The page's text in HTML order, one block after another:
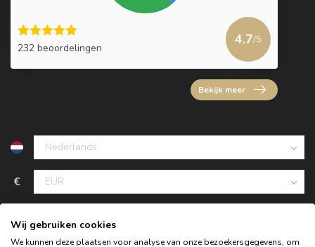
232 beoordelingen
4.7/5
Bekijk meer
€
Wij gebruiken cookies
We kunnen deze plaatsen voor analyse van onze bezoekersgegevens, om